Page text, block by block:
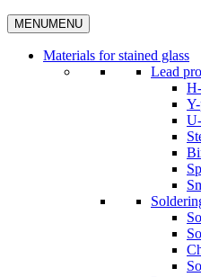
MENUMENU
Materials for stained glass
Lead